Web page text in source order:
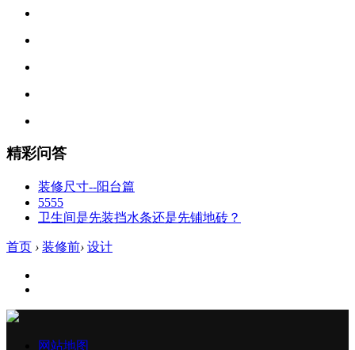
精彩问答
装修尺寸--阳台篇
5555
卫生间是先装挡水条还是先铺地砖？
首页 › 装修前› 设计
网站地图